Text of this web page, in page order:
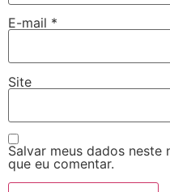
E-mail *
Site
Salvar meus dados
que eu comentar.